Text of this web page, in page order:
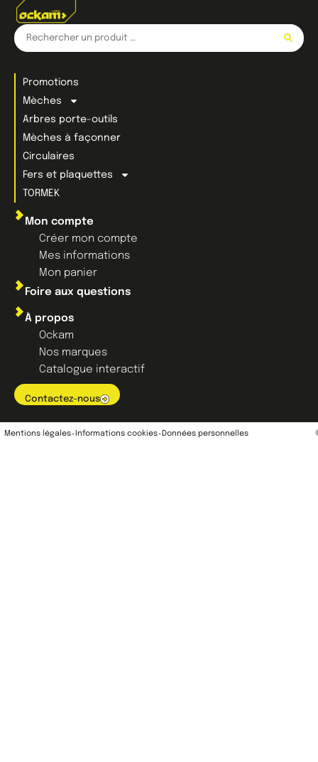
À propos
Ockam
Nos marques
Catalogue interactif
Contactez-nous
Promotions
Mèches
Arbres porte-outils
Mèches à façonner
Circulaires
Fers et plaquettes
TORMEK
Mon compte
Créer mon compte
Mes informations
Mon panier
Foire aux questions
Mentions légales Informations cookies Données personnelles